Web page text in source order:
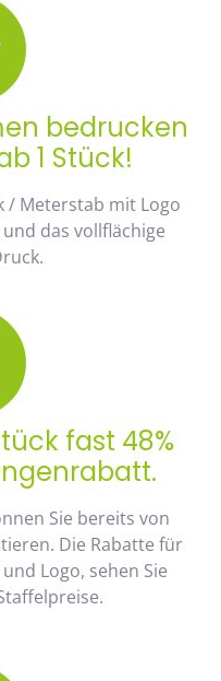
bedrucken
1 Stück!
/ Meterstab mit Logo
das vollflächige
fast 48%
Sie bereits von
Die Rabatte für
Logo, sehen Sie